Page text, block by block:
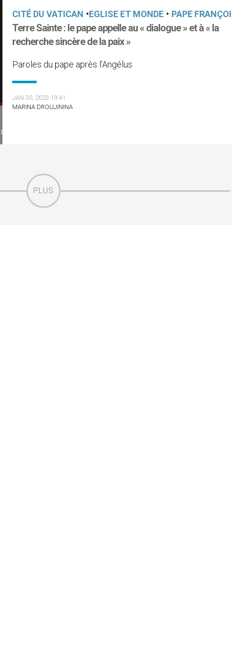
CITÉ DU VATICAN •EGLISE ET MONDE • PAPE
Terre Sainte : le pape appelle au « dialogue » et à « la
recherche sincère de la paix »
Paroles du pape après l’Angélus
JAN 30, 2023 19:41
MARINA DROUJININA
PLUS